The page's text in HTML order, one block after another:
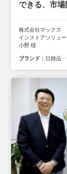
できる、市場
株式会社マックス
インストアソリュ
小野 様
ブランド： 日雑品